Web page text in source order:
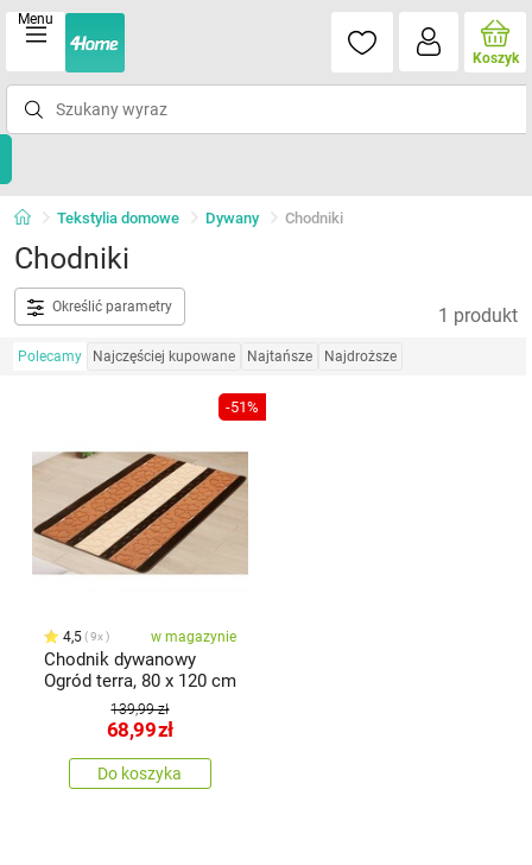
Menu
Koszyk
Tekstylia domowe Dywany Chodniki
Chodniki
Określić parametry 1 produkt
Polecamy Najczęściej kupowane Najtańsze Najdroższe
-51%
4,5 9x w magazynie
Chodnik dywanowy
Ogród terra, 80 x 120 cm
139,99 zł
68,99zł
Do koszyka